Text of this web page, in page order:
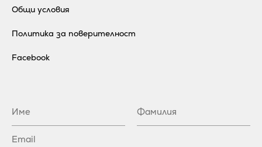
Общи условия
Политика за поверителност
Facebook